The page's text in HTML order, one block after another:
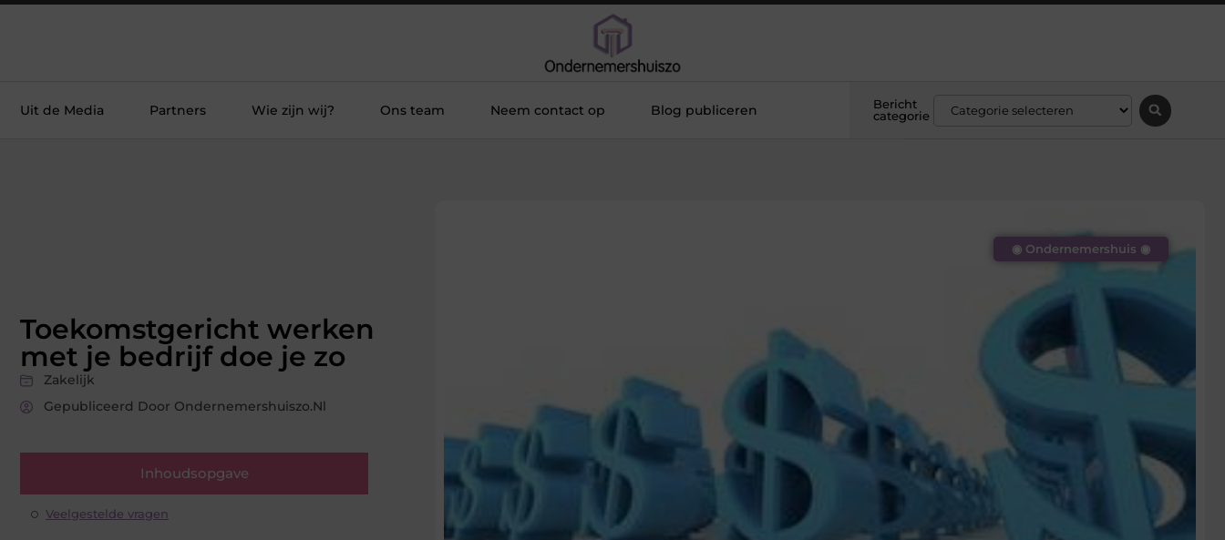
Uit de Media Partners Wie zijn wij? Ons team Neem contact op Blog publiceren
Bericht
categorie
Toekomstgericht werken
met je bedrijf doe je zo
Zakelijk
Gepubliceerd Door Ondernemershuiszo.nl
Inhoudsopgave
Veelgestelde vragen
◉ Ondernemershuis ◉